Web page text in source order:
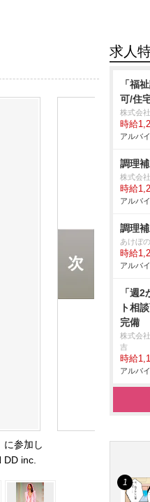
に参加し
DD inc.
求人
「福
可/住
株式会
時給
アルバ
調理
株式会
時給
アルバ
調理
あけぼ
時給
アルバ
「週
ト相
完備
株式会
吉
時給
アルバ